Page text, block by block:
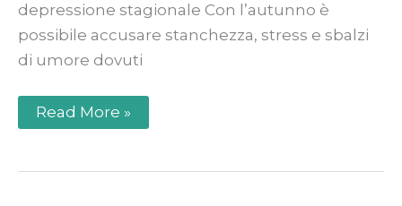
depressione stagionale Con l’autunno è
possibile accusare stanchezza, stress e sbalzi
di umore dovuti
Read More »